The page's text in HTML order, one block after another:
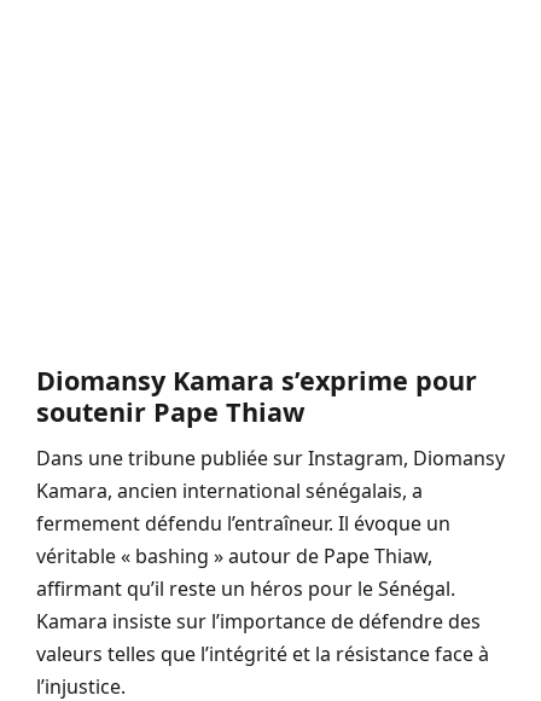
Diomansy Kamara s’exprime pour
soutenir Pape Thiaw
Dans une tribune publiée sur Instagram, Diomansy
Kamara, ancien international sénégalais, a
fermement défendu l’entraîneur. Il évoque un
véritable « bashing » autour de Pape Thiaw,
affirmant qu’il reste un héros pour le Sénégal.
Kamara insiste sur l’importance de défendre des
valeurs telles que l’intégrité et la résistance face à
l’injustice.